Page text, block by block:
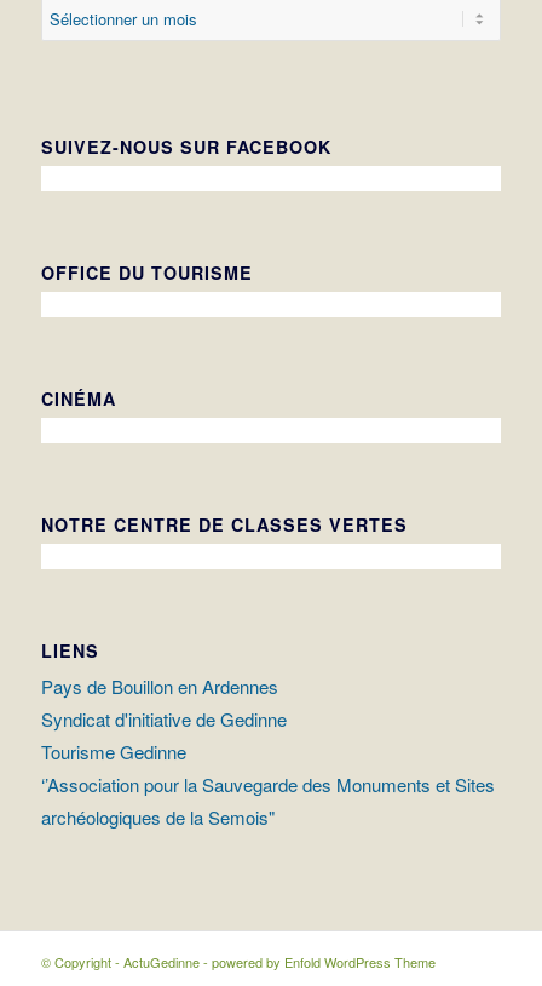
SUIVEZ-NOUS SUR FACEBOOK
OFFICE DU TOURISME
CINÉMA
NOTRE CENTRE DE CLASSES VERTES
LIENS
Pays de Bouillon en Ardennes
Syndicat d'initiative de Gedinne
Tourisme Gedinne
‘’Association pour la Sauvegarde des Monuments et Sites
archéologiques de la Semois"
© Copyright - ActuGedinne - powered by Enfold WordPress Theme